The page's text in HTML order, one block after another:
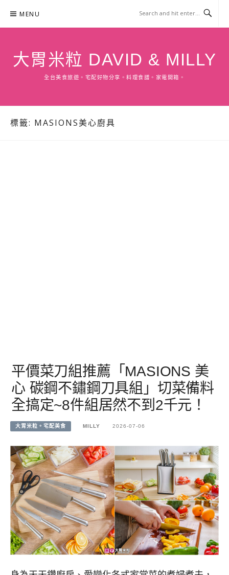
content
MENU
大胃米粒 DAVID & MILLY
全台美食旅遊。宅配好物分享。料理食譜。家電開箱。
標籤: MASIONS美心廚具
平價菜刀組推薦「MASIONS 美
心 碳鋼不鏽鋼刀具組」切菜備料
全搞定~8件組居然不到2千元！
大胃米粒。宅配美食 MILLY 2026-07-06